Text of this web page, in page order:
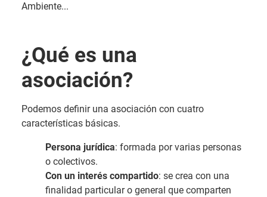
Ambiente...
¿Qué es una
asociación?
Podemos definir una asociación con cuatro
características básicas.
Persona jurídica: formada por varias personas
o colectivos.
Con un interés compartido: se crea con una
finalidad particular o general que comparten